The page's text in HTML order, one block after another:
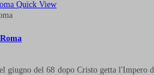
Quick View
giugno del 68 dopo Cristo getta l'Impero